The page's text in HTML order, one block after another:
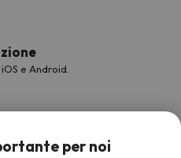
e Android.
per noi